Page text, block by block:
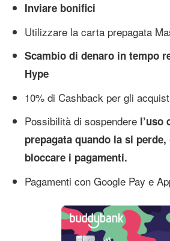
Inviare bonifici
Utilizzare la carta prepagata
Scambio di denaro in tempo
Hype
10% di Cashback per gli
Possibilità di sospendere l’uso
prepagata quando la si
bloccare i pagamenti.
Pagamenti con Google Pay e